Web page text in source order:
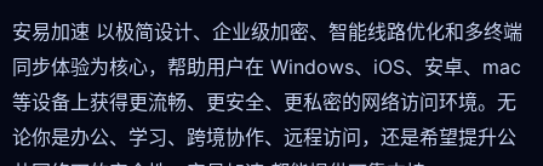
安易加速 以极简设计、企业级加密、智能线路优化和多终端
同步体验为核心，帮助用户在 Windows、iOS、安卓、mac
等设备上获得更流畅、更安全、更私密的网络访问环境。无
论你是办公、学习、跨境协作、远程访问，还是希望提升公